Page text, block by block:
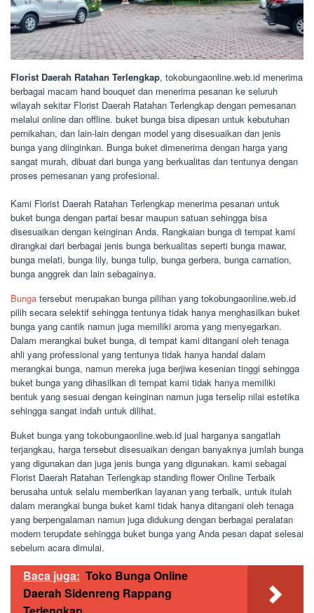
Florist Daerah Ratahan Terlengkap, tokobungaonline.web.id menerima
berbagai macam hand bouquet dan menerima pesanan ke seluruh
wilayah sekitar Florist Daerah Ratahan Terlengkap dengan pemesanan
melalui online dan offline. buket bunga bisa dipesan untuk kebutuhan
pernikahan, dan lain-lain dengan model yang disesuaikan dan jenis
bunga yang diinginkan. Bunga buket dimenerima dengan harga yang
sangat murah, dibuat dari bunga yang berkualitas dan tentunya dengan
proses pemesanan yang profesional.
Kami Florist Daerah Ratahan Terlengkap menerima pesanan untuk
buket bunga dengan partai besar maupun satuan sehingga bisa
disesuaikan dengan keinginan Anda. Rangkaian bunga di tempat kami
dirangkai dari berbagai jenis bunga berkualitas seperti bunga mawar,
bunga melati, bunga lily, bunga tulip, bunga gerbera, bunga carnation,
bunga anggrek dan lain sebagainya.
Bunga tersebut merupakan bunga pilihan yang tokobungaonline.web.id
pilih secara selektif sehingga tentunya tidak hanya menghasilkan buket
bunga yang cantik namun juga memiliki aroma yang menyegarkan.
Dalam merangkai buket bunga, di tempat kami ditangani oleh tenaga
ahli yang professional yang tentunya tidak hanya handal dalam
merangkai bunga, namun mereka juga berjiwa kesenian tinggi sehingga
buket bunga yang dihasilkan di tempat kami tidak hanya memiliki
bentuk yang sesuai dengan keinginan namun juga terselip nilai estetika
sehingga sangat indah untuk dilihat.
Buket bunga yang tokobungaonline.web.id jual harganya sangatlah
terjangkau, harga tersebut disesuaikan dengan banyaknya jumlah bunga
yang digunakan dan juga jenis bunga yang digunakan. kami sebagai
Florist Daerah Ratahan Terlengkap standing flower Online Terbaik
berusaha untuk selalu memberikan layanan yang terbaik, untuk itulah
dalam merangkai bunga buket kami tidak hanya ditangani oleh tenaga
yang berpengalaman namun juga didukung dengan berbagai peralatan
modern terupdate sehingga buket bunga yang Anda pesan dapat selesai
sebelum acara dimulai.
Baca juga: Toko Bunga Online
Daerah Sidenreng Rappang